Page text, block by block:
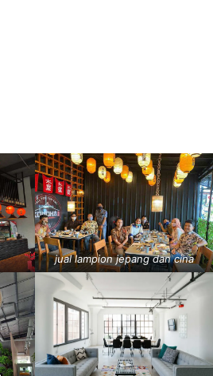
jual lampion jepang dan cina